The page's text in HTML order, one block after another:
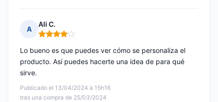
A
Ali C.
Nota: 4 de 5
Publicado el 13/04/2024 à 15h16
tras una compra de 25/03/2024
Lo bueno es que puedes ver cómo se personaliza el
producto. Así puedes hacerte una idea de para qué
sirve.